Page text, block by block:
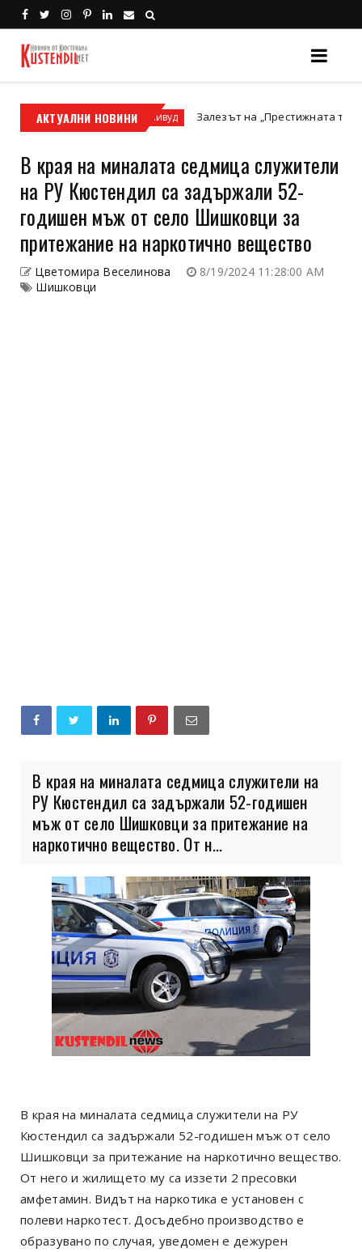
АКТУАЛНИ НОВИНИ
ATV? Холивуд Залезът на „Престижната телевизия“
В края на миналата седмица служители
на РУ Кюстендил са задържали 52-
годишен мъж от село Шишковци за
притежание на наркотично вещество
Цветомира Веселинова
8/19/2024 11:28:00 AM
Шишковци
В края на миналата седмица служители на
РУ Кюстендил са задържали 52-годишен
мъж от село Шишковци за притежание на
наркотично вещество. От н...
В края на миналата седмица служители на РУ
Кюстендил са задържали 52-годишен мъж от село
Шишковци за притежание на наркотично вещество.
От него и жилището му са иззети 2 пресовки
амфетамин. Видът на наркотика е установен с
полеви наркотест. Досъдебно производство е
образувано по случая, уведомен е дежурен